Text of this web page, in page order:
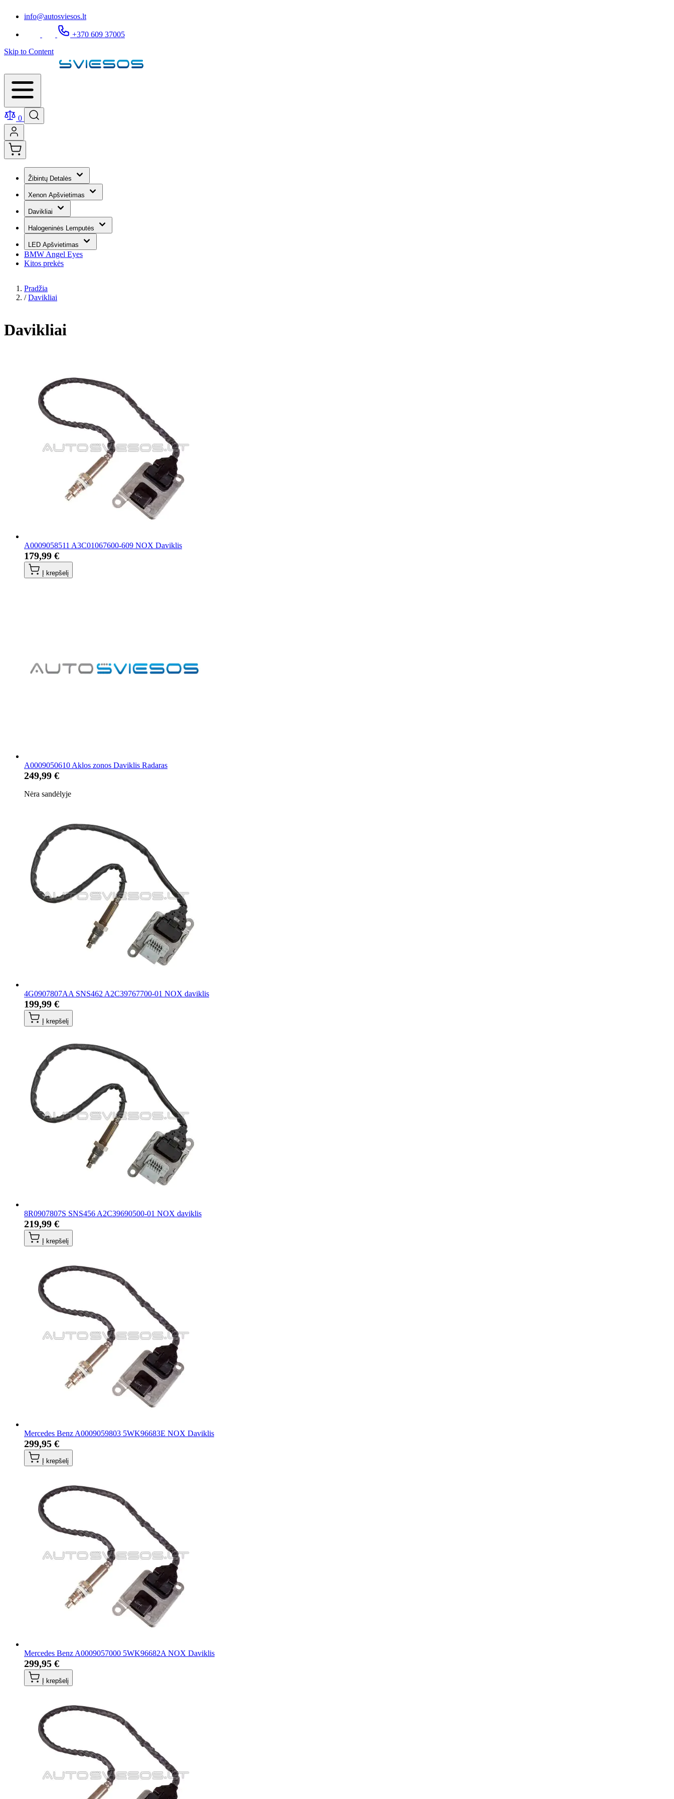
info@autosviesos.lt
+370 609 37005
Skip to Content
0
Žibintų Detalės
Xenon Apšvietimas
Davikliai
Halogeninės Lemputės
LED Apšvietimas
BMW Angel Eyes
Kitos prekės
Pradžia
/ Davikliai
Davikliai
A0009058511 A3C01067600-609 NOX Daviklis
179,99 €
Į krepšelį
A0009050610 Aklos zonos Daviklis Radaras
249,99 €
Nėra sandėlyje
4G0907807AA SNS462 A2C39767700-01 NOX daviklis
199,99 €
Į krepšelį
8R0907807S SNS456 A2C39690500-01 NOX daviklis
219,99 €
Į krepšelį
Mercedes Benz A0009059803 5WK96683E NOX Daviklis
299,95 €
Į krepšelį
Mercedes Benz A0009057000 5WK96682A NOX Daviklis
299,95 €
Į krepšelį